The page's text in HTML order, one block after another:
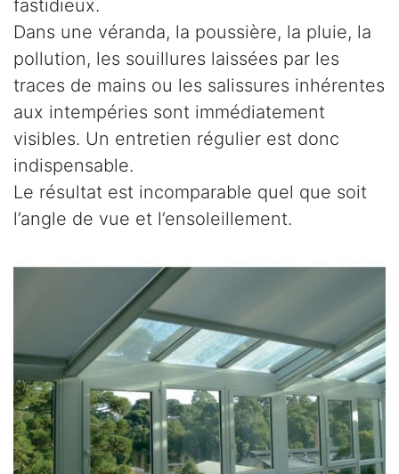
fastidieux.
Dans une véranda, la poussière, la pluie, la
pollution, les souillures laissées par les
traces de mains ou les salissures inhérentes
aux intempéries sont immédiatement
visibles. Un entretien régulier est donc
indispensable.
Le résultat est incomparable quel que soit
l’angle de vue et l’ensoleillement.